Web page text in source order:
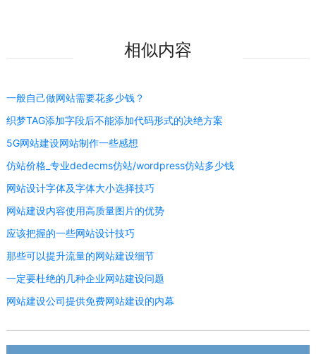
相似内容
一般自己做网站需要花多少钱？
织梦TAG添加字段后不能添加代码形式的决绝方案
5G网站建设网站制作一些感想
仿站价格_专业dedecms仿站/wordpress仿站多少钱
网站设计字体及字体大小选择技巧
网站建设内容使用高质量图片的优势
应该把握的一些网站设计技巧
那些可以提升流量的网站建设细节
一定要杜绝的几种企业网站建设问题
网站建设公司提供免费网站建设的内幕